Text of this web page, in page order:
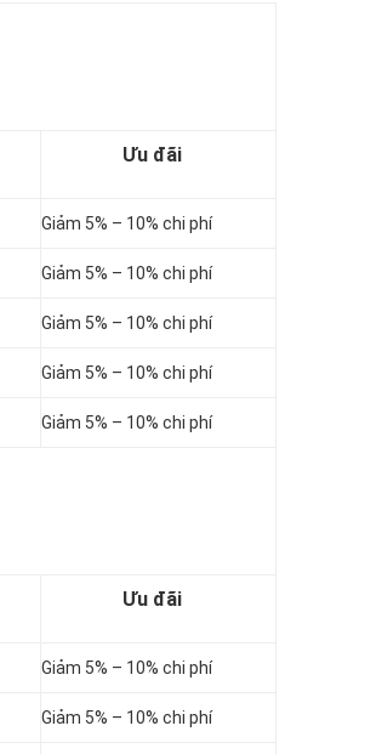
Ưu đãi
Giảm 5% – 10% chi phí
Giảm 5% – 10% chi phí
Giảm 5% – 10% chi phí
Giảm 5% – 10% chi phí
Giảm 5% – 10% chi phí
Ưu đãi
Giảm 5% – 10% chi phí
Giảm 5% – 10% chi phí